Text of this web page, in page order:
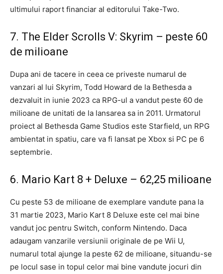
ultimului raport financiar al editorului Take-Two.
7. The Elder Scrolls V: Skyrim – peste 60
de milioane
Dupa ani de tacere in ceea ce priveste numarul de
vanzari al lui Skyrim, Todd Howard de la Bethesda a
dezvaluit in iunie 2023 ca RPG-ul a vandut peste 60 de
milioane de unitati de la lansarea sa in 2011. Urmatorul
proiect al Bethesda Game Studios este Starfield, un RPG
ambientat in spatiu, care va fi lansat pe Xbox si PC pe 6
septembrie.
6. Mario Kart 8 + Deluxe – 62,25 milioane
Cu peste 53 de milioane de exemplare vandute pana la
31 martie 2023, Mario Kart 8 Deluxe este cel mai bine
vandut joc pentru Switch, conform Nintendo. Daca
adaugam vanzarile versiunii originale de pe Wii U,
numarul total ajunge la peste 62 de milioane, situandu-se
pe locul sase in topul celor mai bine vandute jocuri din